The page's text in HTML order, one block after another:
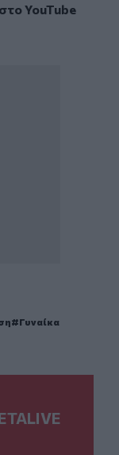
YouTube
Γυναίκα